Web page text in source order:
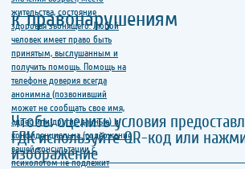
к правонарушениям
Чтобы оценить условия
ГДК используйте QR-код или
изображение